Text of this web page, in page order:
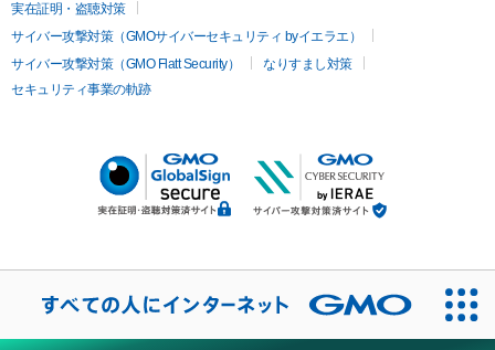
実在証明・盗聴対策
サイバー攻撃対策（GMOサイバーセキュリティ byイエラエ）
サイバー攻撃対策（GMO Flatt Security）
なりすまし対策
セキュリティ事業の軌跡